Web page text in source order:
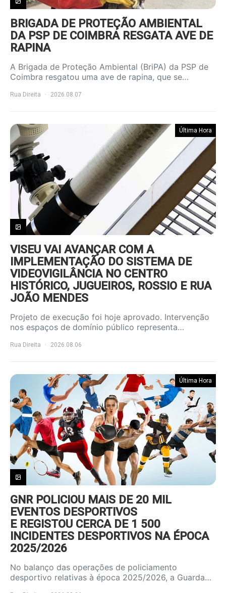
BRIGADA DE PROTEÇÃO AMBIENTAL
DA PSP DE COIMBRA RESGATA AVE DE
RAPINA
A Brigada de Proteção Ambiental (BriPA) da PSP de
Coimbra resgatou uma ave de rapina, que se…
Rua Direita 2026.08.07
Última Hora
VISEU VAI AVANÇAR COM A
IMPLEMENTAÇÃO DO SISTEMA DE
VIDEOVIGILÂNCIA NO CENTRO
HISTÓRICO, JUGUEIROS, ROSSIO E RUA
JOÃO MENDES
Projeto de execução foi hoje aprovado. Intervenção
nos espaços de domínio público representa…
Rua Direita 2026.08.06
Última Hora
GNR POLICIOU MAIS DE 20 MIL
EVENTOS DESPORTIVOS
E REGISTOU CERCA DE 1 500
INCIDENTES DESPORTIVOS NA ÉPOCA
2025/2026
No balanço das operações de policiamento
desportivo relativas à época 2025/2026, a Guarda…